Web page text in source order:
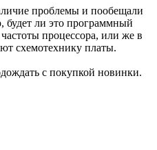
проблемы и пообещали
будет ли это программный
процессора, или же в
схемотехнику платы.
с покупкой новинки.